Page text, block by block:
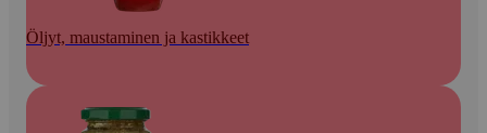
Öljyt, maustaminen ja kastikkeet